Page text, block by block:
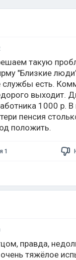
такую
"Близкие
службы есть.
выходит.
1000 р.
пенсия
положить.
1
правда,
тяжёлое